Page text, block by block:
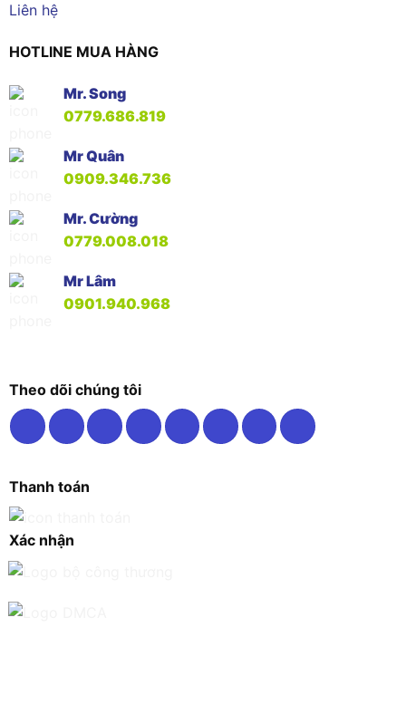
Liên hệ
HOTLINE MUA HÀNG
Mr. Song
0779.686.819
Mr Quân
0909.346.736
Mr. Cường
0779.008.018
Mr Lâm
0901.940.968
Theo dõi chúng tôi
Thanh toán
Xác nhận